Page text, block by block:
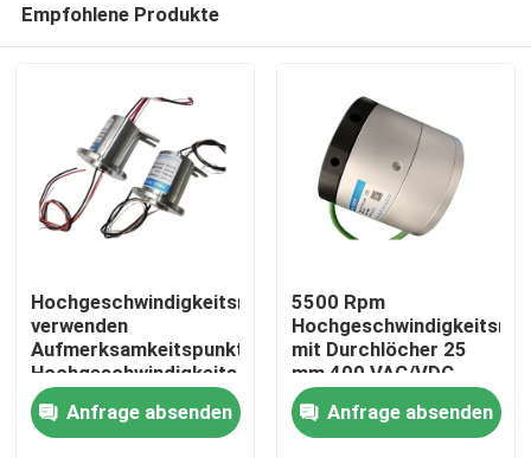
Nach Hause
Über uns
Empfohlene Produkte
Hochgeschwindigkeitsrutschschleife
verwenden
Aufmerksamkeitspunkte,
Hochgeschwindigkeits-
elektronische
Rutschring 10
Schaltkreise 10A für
Anfrage absenden
5500 Rpm
mit Durchlöcher 25
mm 400 VAC/VDC
Anfrage absenden